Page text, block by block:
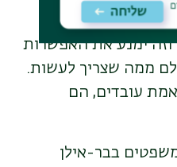
לדווח להם
ימנע את האפשרות
ממה שצריך לעשות.
עובדים, הם
בבר-אילן